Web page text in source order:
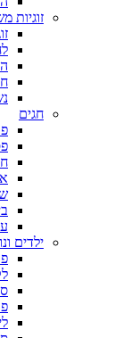
זוגיות
חגים
ילדים